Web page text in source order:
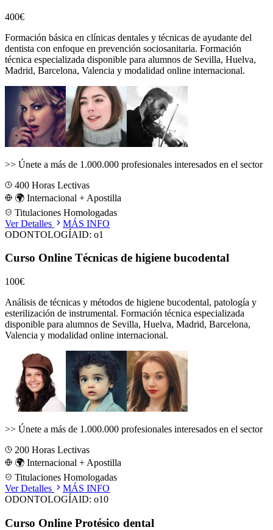
400€
Formación básica en clínicas dentales y técnicas de ayudante del
dentista con enfoque en prevención sociosanitaria. Formación
técnica especializada disponible para alumnos de Sevilla, Huelva,
Madrid, Barcelona, Valencia y modalidad online internacional.
>> Únete a más de 1.000.000 profesionales interesados en el sector
400 Horas Lectivas
🌍 Internacional + Apostilla
Titulaciones Homologadas
Ver Detalles
MÁS INFO
ODONTOLOGÍAID: o1
Curso Online Técnicas de higiene bucodental
100€
Análisis de técnicas y métodos de higiene bucodental, patología y
esterilización de instrumental. Formación técnica especializada
disponible para alumnos de Sevilla, Huelva, Madrid, Barcelona,
Valencia y modalidad online internacional.
>> Únete a más de 1.000.000 profesionales interesados en el sector
200 Horas Lectivas
🌍 Internacional + Apostilla
Titulaciones Homologadas
Ver Detalles
MÁS INFO
ODONTOLOGÍAID: o10
Curso Online Protésico dental